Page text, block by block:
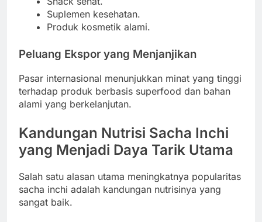
Suplemen kesehatan.
Produk kosmetik alami.
Peluang Ekspor yang Menjanjikan
Pasar internasional menunjukkan minat yang tinggi
terhadap produk berbasis superfood dan bahan
alami yang berkelanjutan.
Kandungan Nutrisi Sacha Inchi
yang Menjadi Daya Tarik Utama
Salah satu alasan utama meningkatnya popularitas
sacha inchi adalah kandungan nutrisinya yang
sangat baik.